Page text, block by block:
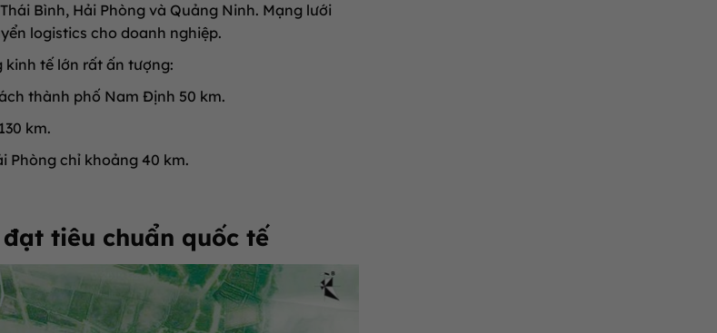
Bình, Hải Phòng và Quảng Ninh. Mạng lưới
logistics cho doanh nghiệp.
tế lớn rất ấn tượng:
thành phố Nam Định 50 km.
km.
Phòng chỉ khoảng 40 km.
tiêu chuẩn quốc tế